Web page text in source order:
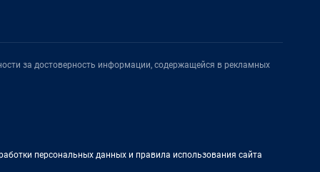
за достоверность информации, содержащейся в рекламных
персональных данных и правила использования сайта